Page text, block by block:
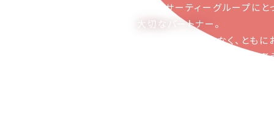
ピアーサーティーグループにと
大切なパートナー。
お取引の関係ではなく、とも
かち合える関係でありたいと考